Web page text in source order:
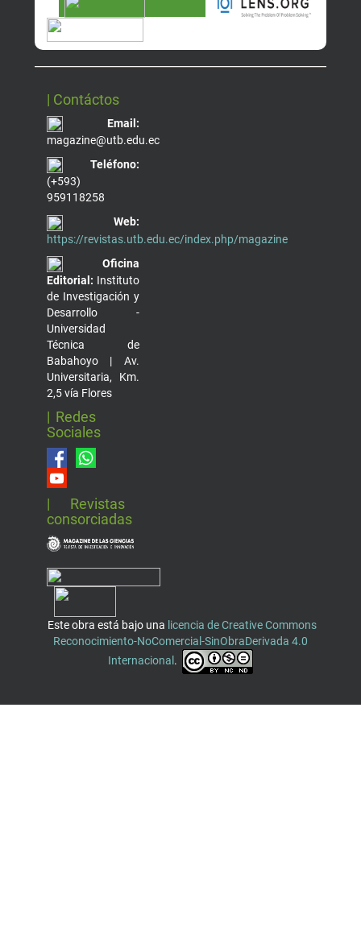
| Contáctos
Email:
magazine@utb.edu.ec
Teléfono:
(+593)
959118258
Web:
https://revistas.utb.edu.ec/index.php/magazine
Oficina
Editorial: Instituto
de Investigación y
Desarrollo -
Universidad
Técnica de
Babahoyo | Av.
Universitaria, Km.
2,5 vía Flores
| Redes
Sociales
| Revistas
consorciadas
Este obra está bajo una licencia de Creative Commons
Reconocimiento-NoComercial-SinObraDerivada 4.0
Internacional .